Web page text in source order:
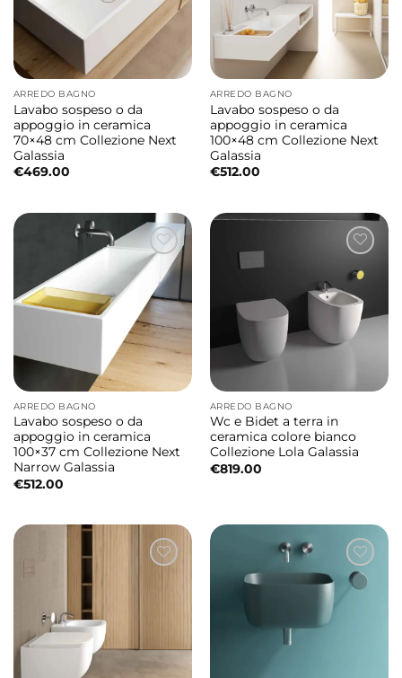
ARREDO BAGNO
Lavabo sospeso o da
appoggio in ceramica
70×48 cm Collezione Next
Galassia
€469.00
ARREDO BAGNO
Lavabo sospeso o da
appoggio in ceramica
100×48 cm Collezione Next
Galassia
€512.00
ARREDO BAGNO
Lavabo sospeso o da
appoggio in ceramica
100×37 cm Collezione Next
Narrow Galassia
€512.00
ARREDO BAGNO
Wc e Bidet a terra in
ceramica colore bianco
Collezione Lola Galassia
€819.00